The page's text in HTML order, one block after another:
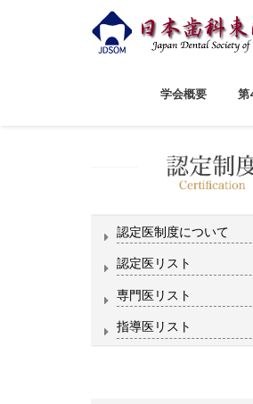
学会概要 第
認定医制度について
認定医リスト
専門医リスト
指導医リスト